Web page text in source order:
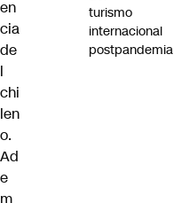
en
cia
de
l
chi
len
o.
Ad
e
m
turismo
internacional
postpandemia